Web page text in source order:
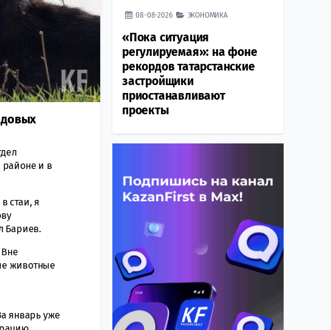
районе и в
стаи, я
Бариев.
животные
январь уже
08-08-2026 ЭКОНОМИКА
«Пока ситуация
регулируемая»: на фоне
рекордов татарстанские
застройщики
приостанавливают
проекты